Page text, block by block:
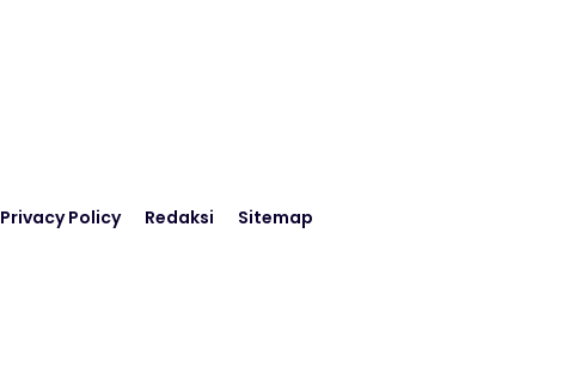
Privacy Policy Redaksi
Sitemap